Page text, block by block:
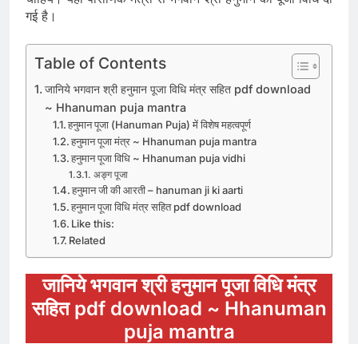
गई है।
Table of Contents
जानिये भगवान श्री हनुमान पूजा विधि मंत्र सहित pdf download
~ Hhanuman puja mantra
हनुमान पूजा (Hanuman Puja) में विशेष महत्वपूर्ण
हनुमान पूजा मंत्र ~ Hhanuman puja mantra
हनुमान पूजा विधि ~ Hhanuman puja vidhi
अङ्ग पूजा
हनुमान जी की आरती – hanuman ji ki aarti
हनुमान पूजा विधि मंत्र सहित pdf download
Like this:
Related
जानिये भगवान श्री हनुमान पूजा विधि मंत्र
सहित pdf download ~ Hhanuman
puja mantra